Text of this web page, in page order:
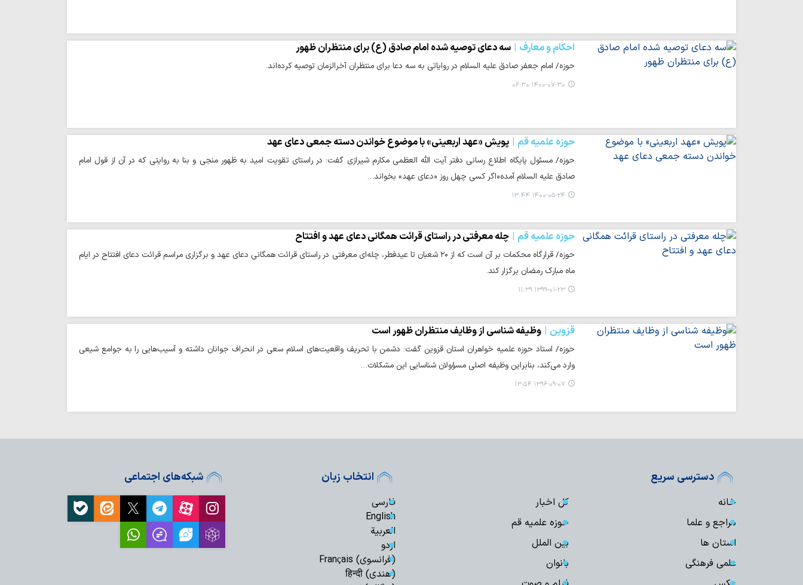
احکام و معارف سه دعای توصیه شده امام صادق (ع) برای منتظران ظهور
حوزه/ امام جعفر صادق علیه السلام در روایاتی به سه دعا برای منتظران آخرالزمان توصیه کرده‌اند.
۱۴۰۰-۰۷-۳۰ ۰۶:۳۰
حوزه علمیه قم پویش «عهد اربعینی» با موضوع خواندن دسته جمعی دعای عهد
حوزه/ مسئول پایگاه اطلاع رسانی دفتر آیت الله العظمی مکارم شیرازی گفت: در راستای تقویت امید به ظهور منجی و بنا به روایتی که در آن از قول امام
صادق علیه السلام آمده«اگر کسی چهل روز «دعای عهد» بخواند…
۱۴۰۰-۰۵-۲۴ ۱۳:۴۴
حوزه علمیه قم چله‌ معرفتی در راستای قرائت همگانی دعای عهد و افتتاح
حوزه/ قرارگاه محکمات بر آن است که از ۲۰ شعبان تا عیدفطر، چله‌ای معرفتی در راستای قرائت همگانی دعای عهد و برگزاری مراسم قرائت دعای افتتاح در ایام
ماه مبارک رمضان برگزار کند.
۱۳۹۹-۰۱-۲۳ ۱۱:۳۹
قزوین وظیفه شناسی از وظایف منتظران ظهور است
حوزه/ استاد حوزه علمیه خواهران استان قزوین گفت: دشمن با تحریف واقعیت‌های اسلام سعی در انحراف جوانان داشته و آسیب‌هایی را به جوامع شیعی
وارد می‌کند، بنابراین وظیفه اصلی مسؤولان شناسایی این مشکلات…
۱۳۹۶-۰۹-۰۷ ۱۳:۵۴
دسترسی سریع
خانه
کل اخبار
مراجع و علما
حوزه علمیه قم
استان ها
بین الملل
علمی فرهنگی
بانوان
انتخاب زبان
فارسی
English
العربیة
اردو
(فرانسوی) Français
(هندی) हिन्दी
شبکه‌های اجتماعی